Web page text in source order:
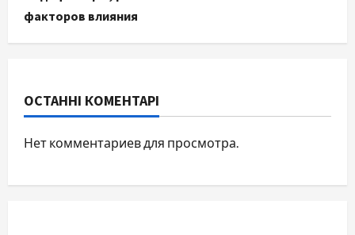
факторов влияния
ОСТАННІ КОМЕНТАРІ
Нет комментариев для просмотра.